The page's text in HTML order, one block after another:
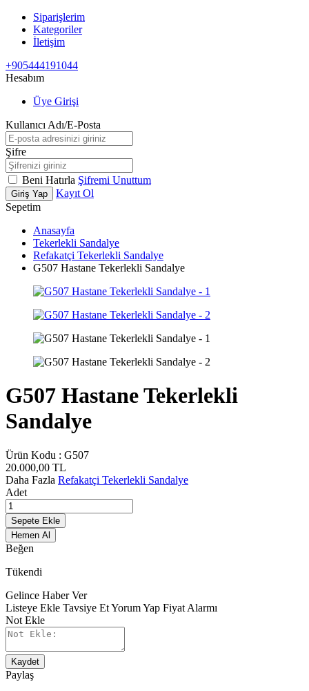
Siparişlerim
Kategoriler
İletişim
+905444191044
Hesabım
Üye Girişi
Kullanıcı Adı/E-Posta
Şifre
Beni Hatırla Şifremi Unuttum
Giriş Yap
Kayıt Ol
Sepetim
Anasayfa
Tekerlekli Sandalye
Refakatçi Tekerlekli Sandalye
G507 Hastane Tekerlekli Sandalye
G507 Hastane Tekerlekli
Sandalye
Ürün Kodu : G507
20.000,00 TL
Daha Fazla Refakatçi Tekerlekli Sandalye
Adet
Sepete Ekle
Hemen Al
Beğen
Tükendi
Gelince Haber Ver
Listeye Ekle Tavsiye EtYorum Yap Fiyat Alarmı
Not Ekle
Kaydet
Paylaş